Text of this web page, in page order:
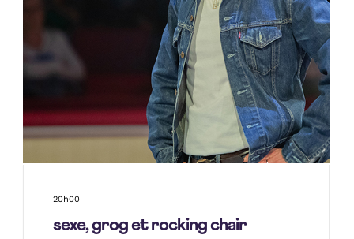
20h00
sexe, grog et rocking chair